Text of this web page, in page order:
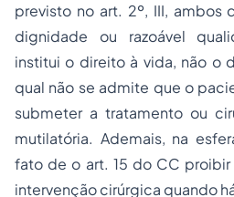
previsto no art. 2º, III, ambos
dignidade ou razoável
institui o direito à vida, não o
qual não se admite que o
submeter a tratamento ou
mutilatória. Ademais, na
fato de o art. 15 do CC
intervenção cirúrgica quando